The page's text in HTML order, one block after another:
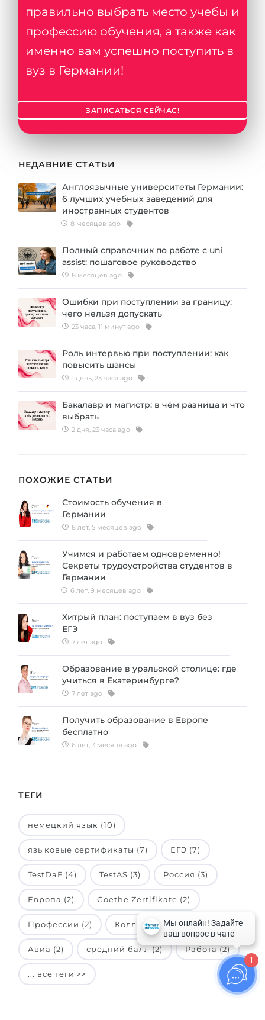
правильно выбрать место учебы и
профессию обучения, а также как
именно вам успешно поступить в
вуз в Германии!
ЗАПИСАТЬСЯ СЕЙЧАС!
НЕДАВНИЕ СТАТЬИ
Англоязычные университеты Германии:
6 лучших учебных заведений для
иностранных студентов
8 месяцев ago
Полный справочник по работе с uni
assist: пошаговое руководство
8 месяцев ago
Ошибки при поступлении за границу:
чего нельзя допускать
23 часа, 11 минут ago
Роль интервью при поступлении: как
повысить шансы
1 день, 23 часа ago
Бакалавр и магистр: в чём разница и что
выбрать
2 дня, 23 часа ago
ПОХОЖИЕ СТАТЬИ
Стоимость обучения в
Германии
8 лет, 5 месяцев ago
Учимся и работаем одновременно!
Секреты трудоустройства студентов в
Германии
6 лет, 9 месяцев ago
Хитрый план: поступаем в вуз без
ЕГЭ
7 лет ago
Образование в уральской столице: где
учиться в Екатеринбурге?
7 лет ago
Получить образование в Европе
бесплатно
6 лет, 3 месяца ago
ТЕГИ
немецкий язык (10)
языковые сертификаты (7) ЕГЭ (7)
TestDaF (4) TestAS (3) Россия (3)
Европа (2) Goethe Zertifikate (2)
Профессии (2) Колледж (2) DSH (2)
Авиа (2) средний балл (2) Работа (2)
... все теги >>
1